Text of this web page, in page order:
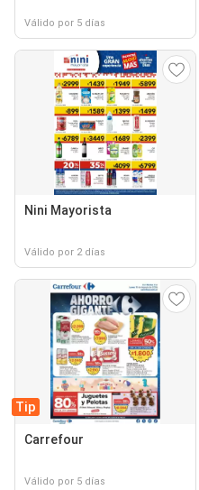
Válido por 5 días
Nini Mayorista
Válido por 2 días
Tip
Carrefour
Válido por 5 días